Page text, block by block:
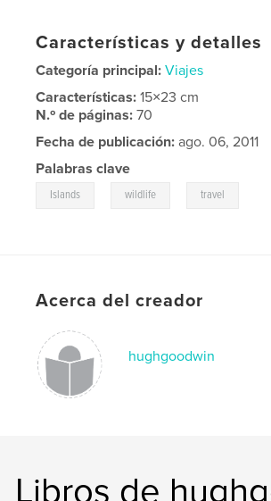
Características y detalles
Categoría principal: Viajes
Características:15×23 cm
N.º de páginas:70
Fecha de publicación: ago. 06, 2011
Palabras clave
Islands wildlife travel
Acerca del creador
hughgoodwin
Libros de